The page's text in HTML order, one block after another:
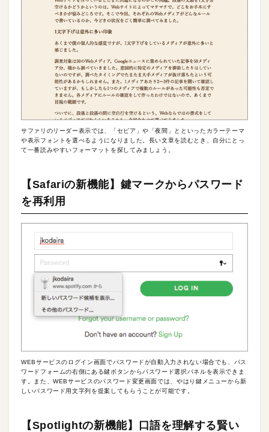
サファリのリーダー表示では、「セピア」や「夜間」とといったカラーテーマ
や表示フォントを選べるようになりました。長い文章を読むとき、自分にとっ
て一番読みやすいフォーマットを探してみましょう。
【Safariの新機能】鍵マークからパスワード
を再利用
WEBサービスのログイン画面でパスワードが自動入力されない場合でも、パス
ワードフォームの右側にある鍵ボタンからパスワード選択パネルを表示できま
す。また、WEBサービスのパスワード変更画面では、やはり鍵メニューから新
しいパスワード用文字列を提案してもらうことが可能です。
【Spotlightの新機能】口語を理解する賢い